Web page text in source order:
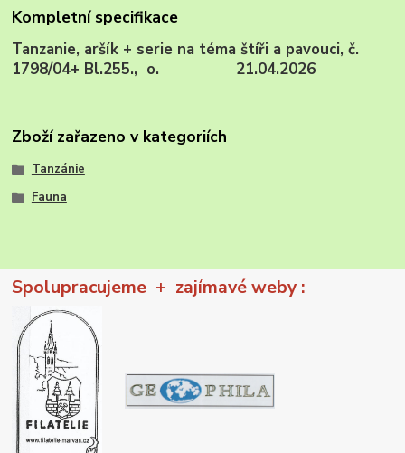
Kompletní specifikace
Tanzanie, aršík + serie na téma štíři a pavouci, č.
1798/04+ Bl.255., o. 21.04.2026
Zboží zařazeno v kategoriích
Tanzánie
Fauna
Spolupracujeme + zajímavé weby :